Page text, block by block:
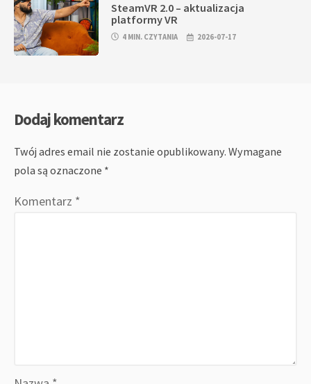
SteamVR 2.0 – aktualizacja
platformy VR
4 MIN. CZYTANIA 2026-07-17
Dodaj komentarz
Twój adres email nie zostanie opublikowany. Wymagane
pola są oznaczone *
Komentarz *